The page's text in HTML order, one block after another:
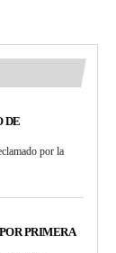
DE
por la
PRIMERA